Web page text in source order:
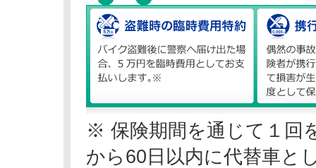
※ 保険期間を通じて１回
から60日以内に代替車と